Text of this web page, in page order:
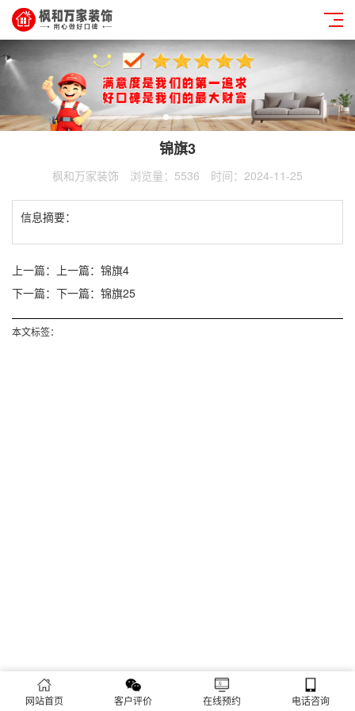
锦旗3
枫和万家装饰 浏览量：5536 时间：2024-11-25
信息摘要：
上一篇：
上一篇：锦旗4
下一篇： 下一篇：锦旗25
本文标签：
网站首页 客户评价 在线预约 电话咨询